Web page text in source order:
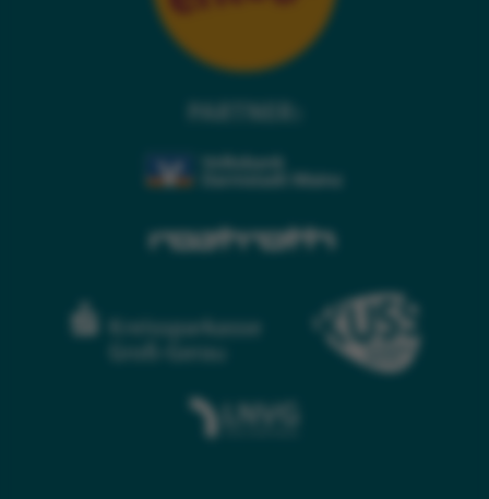
PARTNER: